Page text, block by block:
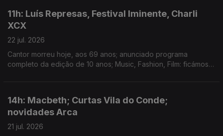
11h: Luís Represas, Festival Iminente, Charli
XCX
22 jul. 2026
Cantor morreu hoje, aos 69 anos; anunciado programa
completo da edição de 10 anos; Music, Fashion, Film: ficámos a
14h: Macbeth; Curtas Vila do Conde;
novidades Arca
21 jul. 2026